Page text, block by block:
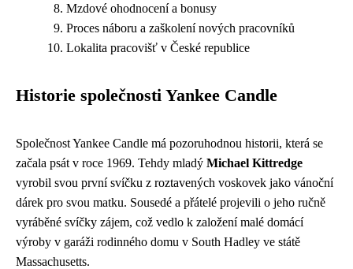
Mzdové ohodnocení a bonusy
Proces náboru a zaškolení nových pracovníků
Lokalita pracovišť v České republice
Historie společnosti Yankee Candle
Společnost Yankee Candle má pozoruhodnou historii, která se
začala psát v roce 1969. Tehdy mladý Michael Kittredge
vyrobil svou první svíčku z roztavených voskovek jako vánoční
dárek pro svou matku. Sousedé a přátelé projevili o jeho ručně
vyráběné svíčky zájem, což vedlo k založení malé domácí
výroby v garáži rodinného domu v South Hadley ve státě
Massachusetts.